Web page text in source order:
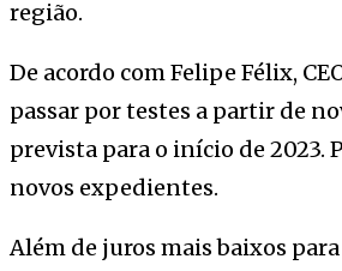
região.
De acordo com Felipe Félix,
passar por testes a partir de
prevista para o início de 2023.
novos expedientes.
Além de juros mais baixos